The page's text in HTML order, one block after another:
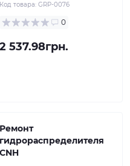
Код товара: GRP-0076
0
2 537.98грн.
Ремонт
гидрораспределителя
CNH